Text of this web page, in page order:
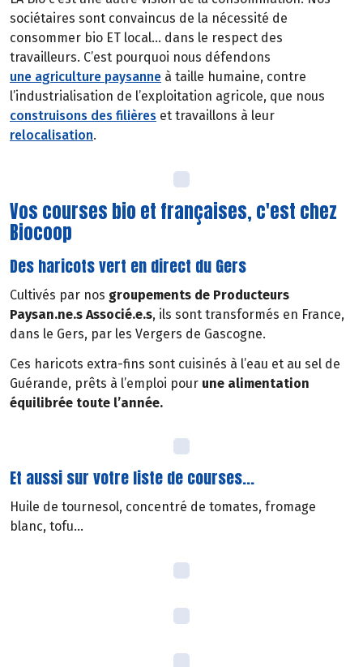
sociétaires sont convaincus de la nécessité de
consommer bio ET local… dans le respect des
travailleurs. C’est pourquoi nous défendons
une agriculture paysanne à taille humaine, contre
l’industrialisation de l’exploitation agricole, que nous
construisons des filières et travaillons à leur
relocalisation.
Vos courses bio et françaises, c'est chez
Biocoop
Des haricots vert en direct du Gers
Cultivés par nos groupements de Producteurs
Paysan.ne.s Associé.e.s, ils sont transformés en France,
dans le Gers, par les Vergers de Gascogne.
Ces haricots extra-fins sont cuisinés à l’eau et au sel de
Guérande, prêts à l’emploi pour une alimentation
équilibrée toute l’année.
Et aussi sur votre liste de courses...
Huile de tournesol, concentré de tomates, fromage
blanc, tofu...